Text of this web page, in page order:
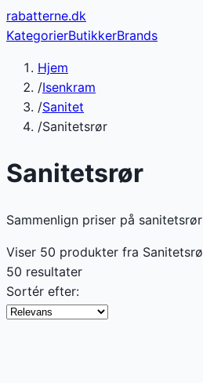
rabatterne.dk
KategorierButikkerBrands
Hjem
/Isenkram
/Sanitet
/Sanitetsrør
Sanitetsrør
Sammenlign priser på
Viser 50 produkter fra
50 resultater
Sortér efter: